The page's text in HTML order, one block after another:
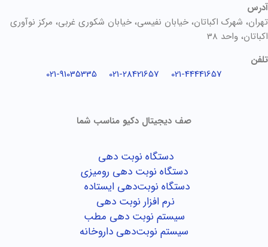
آدرس
تهران، شهرک اکباتان، خیابان نفیسی، خیابان شکوری غربی، مرکز نوآوری
اکباتان، واحد 38
تلفن
021-44441657
021-28421657
021-91035335
صف دیجیتال دکیو مناسب شما
دستگاه نوبت دهی
دستگاه نوبت دهی رومیزی
دستگاه نوبت‌دهی ایستاده
نرم افزار نوبت دهی
سیستم نوبت دهی مطب
سیستم نوبت‌دهی داروخانه